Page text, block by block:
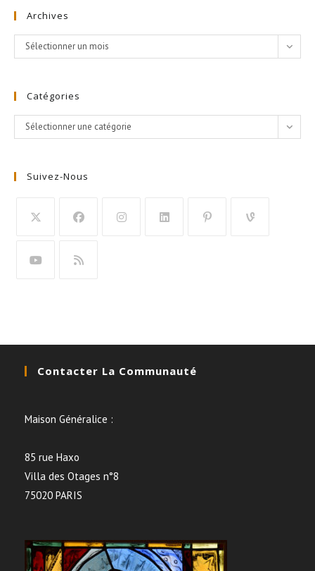
Archives
Archives
Sélectionner un mois
Catégories
Catégories
Sélectionner une catégorie
Suivez-Nous
Contacter La Communauté
Maison Généralice :
85 rue Haxo
Villa des Otages n°8
75020 PARIS